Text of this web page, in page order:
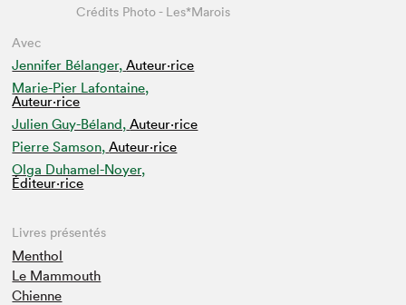
Avec
Jennifer Bélanger, Auteur·rice
Marie-Pier Lafontaine,
Auteur·rice
Julien Guy-Béland, Auteur·rice
Pierre Samson, Auteur·rice
Olga Duhamel-Noyer,
Éditeur·rice
Crédits Photo - Les*Marois
Livres présentés
Menthol
Le Mammouth
Chienne